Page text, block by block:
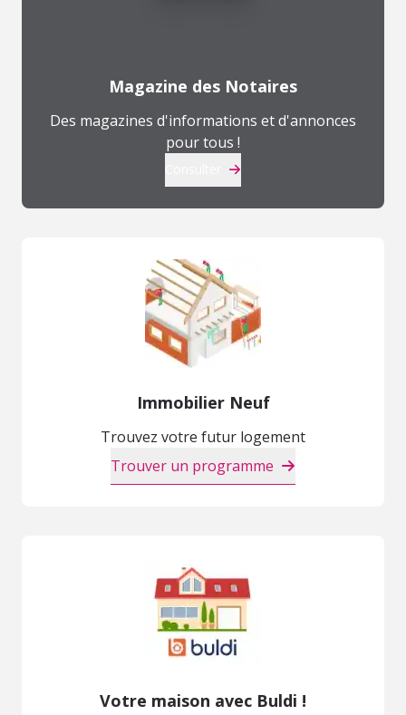
Magazine des Notaires
Des magazines d'informations et d'annonces
pour tous !
Immobilier Neuf
Trouvez votre futur logement
Trouver un programme
Votre maison avec Buldi !